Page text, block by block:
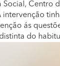
Centro
intervenção
ás
do